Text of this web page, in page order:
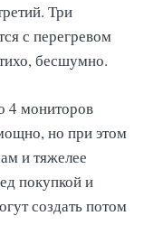
Три
с перегревом
бесшумно.
4 мониторов
но при этом
и тяжелее
покупкой и
создать потом